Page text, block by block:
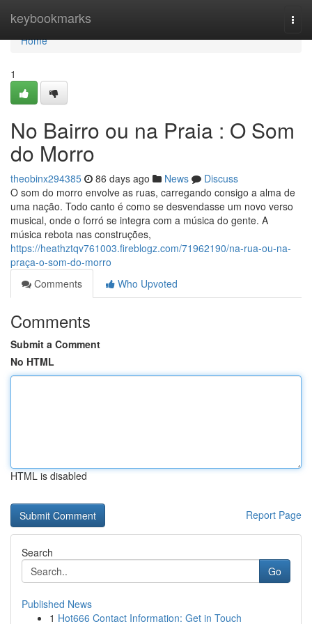
keybookmarks
Home
Home
1
No Bairro ou na Praia : O Som
do Morro
theobinx294385 86 days ago News
Discuss
O som do morro envolve as ruas, carregando consigo a alma de
uma nação. Todo canto é como se desvendasse um novo verso
musical, onde o forró se integra com a música do gente. A
música rebota nas construções,
https://heathztqv761003.fireblogz.com/71962190/na-rua-ou-na-
praça-o-som-do-morro
Comments
Who Upvoted
Comments
Submit a Comment
No HTML
HTML is disabled
Report Page
Search
Go
Published News
1 Hot666 Contact Information: Get in Touch